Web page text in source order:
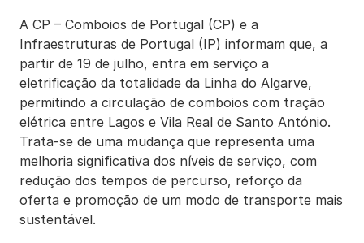
A CP – Comboios de Portugal (CP) e a
Infraestruturas de Portugal (IP) informam que, a
partir de 19 de julho, entra em serviço a
eletrificação da totalidade da Linha do Algarve,
permitindo a circulação de comboios com tração
elétrica entre Lagos e Vila Real de Santo António.
Trata-se de uma mudança que representa uma
melhoria significativa dos níveis de serviço, com
redução dos tempos de percurso, reforço da
oferta e promoção de um modo de transporte mais
sustentável.